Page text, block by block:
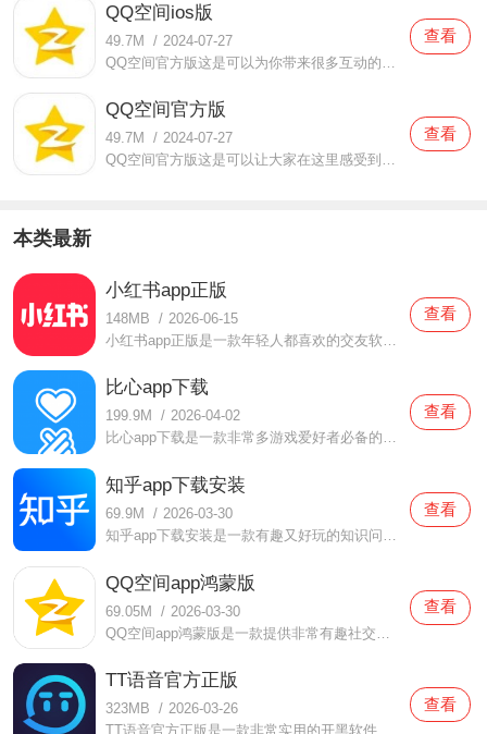
QQ空间ios版
49.7M / 2024-07-27
查看
QQ空间官方版
49.7M / 2024-07-27
QQ空间官方版这是可以让大家在这里感受到很多不一样的欢乐内容的手机软件，在这里的各种资源 都是免费的，有很多的好友互动在这里可以体验，而且在这里还可以自由的去进行多种内容的欣赏，都是好友的分享内容哦。当然你也可以会自由的去进行多种内容创作，把你的心情分享出
查看
本类最新
小红书app正版
148MB / 2026-06-15
小红书app正版是一款年轻人都喜欢的交友软件，在这款小红书app正版中每天都会有很多的小伙伴们分享自己的生活，大家也可以通过这里面发现很多不一样有趣的体验，同时还提供了非常实用的购物，很多美妆产品都有提供，大家都可以根据自己的来进行选择的哦，如果你认为这款小红
查看
比心app下载
199.9M / 2026-04-02
比心app下载是一款非常多游戏爱好者必备的软件，在这款比心app下载中用户们在这里面找到队友来一起体验游戏的，很多玩家都让你自由选择的，同时还有很多游戏大神都汇聚在这里面的，不仅支持组队开黑，还支持语音连麦体验，超多的体验都可以感受到的，一个人也不会感受到无聊
查看
知乎app下载安装
69.9M / 2026-03-30
知乎app下载安装是一款有趣又好玩的知识问答软件，在这款知乎app下载安装中有非常多的用户都在使用的，在这里面你有任何的问答都可以得到解答，脑洞大开的网友们都会为你解开所有的疑惑，同时还可以浏览到很多有趣的知识，大家都可以来一起试试，无聊的时候也可以使用哦，等
查看
QQ空间app鸿蒙版
69.05M / 2026-03-30
查看
TT语音官方正版
323MB / 2026-03-26
TT语音官方正版是一款非常实用的开黑软件，在这款TT语音官方正版中增加了非常厉害的语音功能，用户们可以一边玩游戏一边语音聊天，不仅配合起来比较容易，还可以给游戏增添几份趣味哦，超多的技术玩家都可以自由选择的，总有人会陪着你一起玩游戏，千万不要错过了，感兴趣的
查看